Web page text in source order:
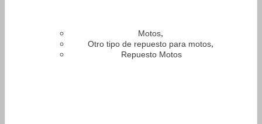
Motos,
Otro tipo de repuesto para motos,
Repuesto Motos